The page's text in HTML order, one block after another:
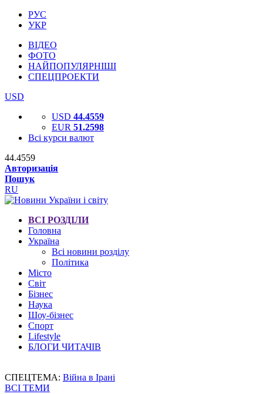
РУС
УКР
ВІДЕО
ФОТО
НАЙПОПУЛЯРНІШІ
СПЕЦПРОЕКТИ
USD
USD 44.4559
EUR 51.2598
Всі курси валют
44.4559
Авторизація
Пошук
RU
ВСІ РОЗДІЛИ
Головна
Україна
Всі новини розділу
Політика
Місто
Світ
Бізнес
Наука
Шоу-бізнес
Спорт
Lifestyle
БЛОГИ ЧИТАЧІВ
СПЕЦТЕМА: Війна в Ірані
ВСІ ТЕМИ